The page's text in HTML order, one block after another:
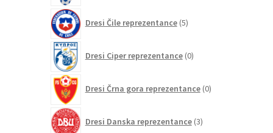
Dresi Čile reprezentance 5izdelkov
Dresi Ciper reprezentance 0izdelkov
Dresi Črna gora reprezentance 0izdelkov
Dresi Danska reprezentance 3izdelki